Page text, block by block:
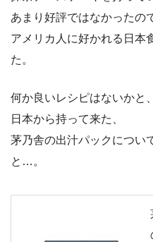
あまり好評ではなかったの
アメリカ人に好かれる日本
た。
何か良いレシピはないかと、
日本から持って来た、
茅乃舎の出汁パックについ
と…。